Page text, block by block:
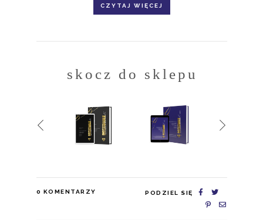
CZYTAJ WIĘCEJ
skocz do sklepu
0 KOMENTARZY PODZIEL SIĘ